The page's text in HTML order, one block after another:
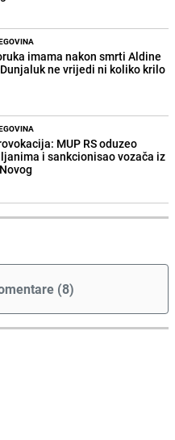
imama nakon smrti Aldine
ne vrijedi ni koliko krilo
MUP RS oduzeo
i sankcionisao vozača iz
(8)